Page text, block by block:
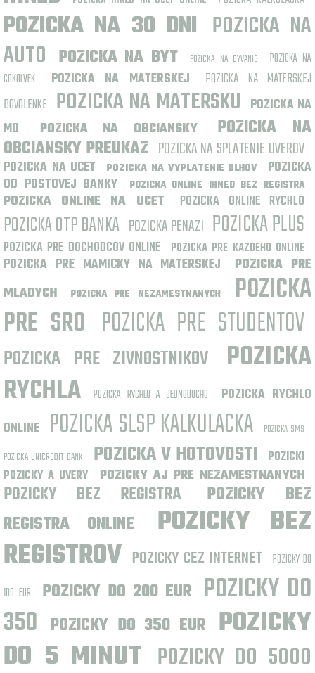
POZICKA NA 30 DNI POZICKA NA
AUTO POZICKA NA BYT POZICKA NA BYVANIE
POZICKA NA
COKOLVEK
POZICKA NA MATERSKEJ
POZICKA NA MATERSKEJ
DOVOLENKE POZICKA NA MATERSKU POZICKA NA
MD
POZICKA NA OBCIANSKY
POZICKA NA
OBCIANSKY PREUKAZ POZICKA NA SPLATENIE UVEROV
POZICKA NA UCET POZICKA NA VYPLATENIE DLHOV
POZICKA
OD POSTOVEJ BANKY
POZICKA ONLINE IHNED BEZ REGISTRA
POZICKA ONLINE NA UCET POZICKA ONLINE RYCHLO
POZICKA OTP BANKA POZICKA PENAZI POZICKA PLUS
POZICKA PRE DOCHODCOV ONLINE POZICKA PRE KAZDEHO ONLINE
POZICKA PRE MAMICKY NA MATERSKEJ
POZICKA PRE
MLADYCH
POZICKA PRE NEZAMESTNANYCH
POZICKA
PRE SRO POZICKA PRE STUDENTOV
POZICKA PRE ZIVNOSTNIKOV
POZICKA
RYCHLA
POZICKA RYCHLO A JEDNODUCHO
POZICKA RYCHLO
ONLINE POZICKA SLSP KALKULACKA POZICKA SMS
POZICKA UNICREDIT BANK POZICKA V HOTOVOSTI
POZICKI
POZICKY A UVERY
POZICKY AJ PRE NEZAMESTNANYCH
POZICKY BEZ REGISTRA
POZICKY BEZ
REGISTRA ONLINE
POZICKY BEZ
REGISTROV POZICKY CEZ INTERNET POZICKY DO
100 EUR
POZICKY DO 200 EUR POZICKY DO
350 POZICKY DO 350 EUR POZICKY
DO 5 MINUT POZICKY DO 5000